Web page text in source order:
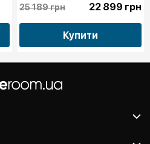
25 189 грн 22 899 грн
Купити